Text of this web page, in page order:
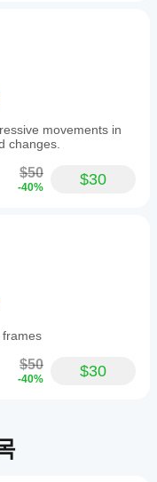
movements in
changes.
$50
-40% $30
frames
$50
-40% $30